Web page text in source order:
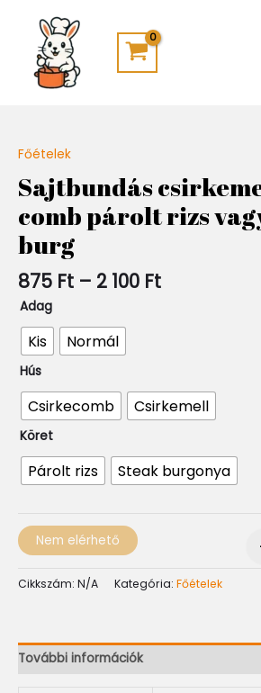
content
Főételek
Sajtbundás
comb párolt rizs
burg
875 Ft – 2 100 Ft
875 Ft
-
2
100 Ft
Adag
Kis Normál
Hús
Csirkecomb Csirkemell
Köret
Párolt rizs Steak burgonya
Nem elérhető
Cikkszám: N/A Kategória: Főételek
További információk